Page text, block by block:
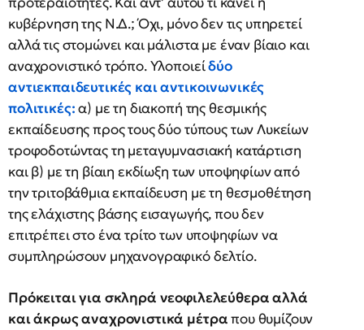
κυβέρνηση της Ν.Δ.; Όχι, μόνο δεν τις υπηρετεί
αλλά τις στομώνει και μάλιστα με έναν βίαιο και
αναχρονιστικό τρόπο. Υλοποιείδύο
αντιεκπαιδευτικές και αντικοινωνικές
πολιτικές:α) με τη διακοπή της θεσμικής
εκπαίδευσης προς τους δύο τύπους των Λυκείων
τροφοδοτώντας τη μεταγυμνασιακή κατάρτιση
και β) με τη βίαιη εκδίωξη των υποψηφίων από
την τριτοβάθμια εκπαίδευση με τη θεσμοθέτηση
της ελάχιστης βάσης εισαγωγής, που δεν
επιτρέπει στο ένα τρίτο των υποψηφίων να
συμπληρώσουν μηχανογραφικό δελτίο.
Πρόκειται για σκληρά νεοφιλελεύθερα αλλά
και άκρως αναχρονιστικά μέτραπου θυμίζουν